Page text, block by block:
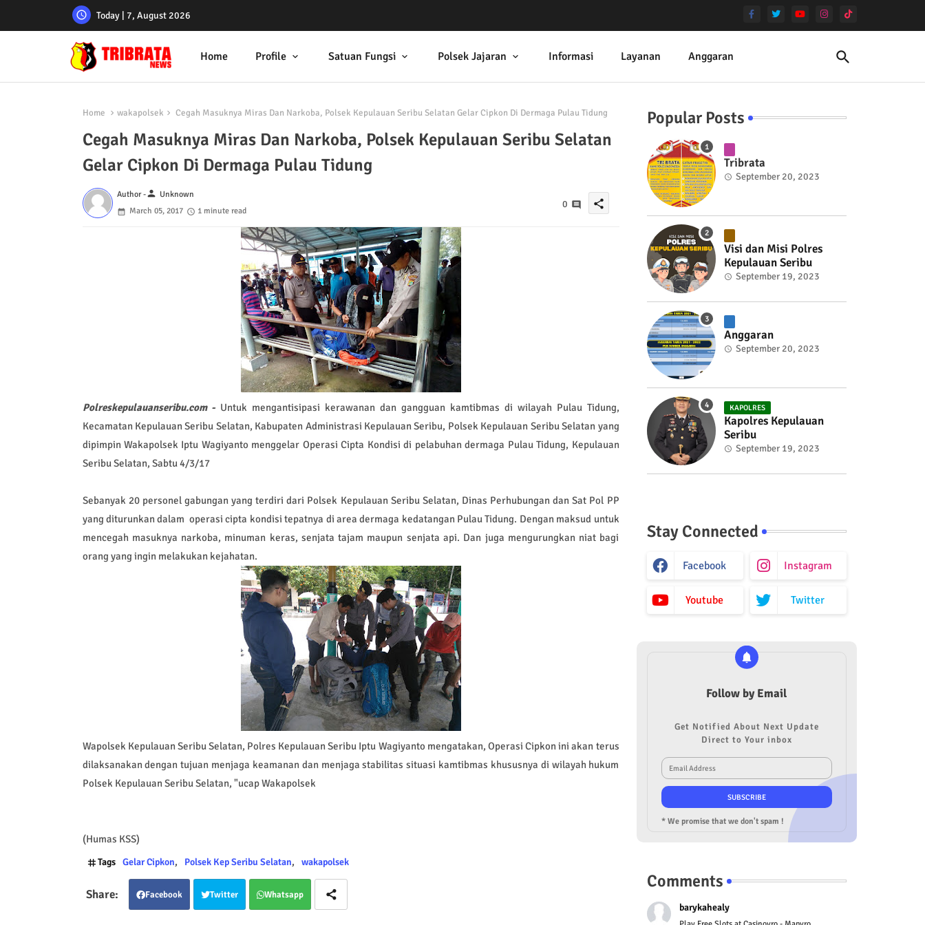
Today | 7, August 2026
Home Profile Satuan Fungsi Polsek Jajaran Informasi Layanan Anggaran
Home wakapolsek Cegah Masuknya Miras Dan Narkoba, Polsek Kepulauan Seribu Selatan Gelar Cipkon Di Dermaga Pulau Tidung
Cegah Masuknya Miras Dan Narkoba, Polsek Kepulauan Seribu Selatan
Gelar Cipkon Di Dermaga Pulau Tidung
Author -person Unknown
March 05, 2017
1 minute read
0 share
Polreskepulauanseribu.com - Untuk mengantisipasi kerawanan dan gangguan kamtibmas di wilayah Pulau Tidung,
Kecamatan Kepulauan Seribu Selatan, Kabupaten Administrasi Kepulauan Seribu, Polsek Kepulauan Seribu Selatan yang
dipimpin Wakapolsek Iptu Wagiyanto menggelar Operasi Cipta Kondisi di pelabuhan dermaga Pulau Tidung, Kepulauan
Seribu Selatan, Sabtu 4/3/17
Sebanyak 20 personel gabungan yang terdiri dari Polsek Kepulauan Seribu Selatan, Dinas Perhubungan dan Sat Pol PP
yang diturunkan dalam operasi cipta kondisi tepatnya di area dermaga kedatangan Pulau Tidung. Dengan maksud untuk
mencegah masuknya narkoba, minuman keras, senjata tajam maupun senjata api. Dan juga mengurungkan niat bagi
orang yang ingin melakukan kejahatan.
Wapolsek Kepulauan Seribu Selatan, Polres Kepulauan Seribu Iptu Wagiyanto mengatakan, Operasi Cipkon ini akan terus
dilaksanakan dengan tujuan menjaga keamanan dan menjaga stabilitas situasi kamtibmas khususnya di wilayah hukum
Polsek Kepulauan Seribu Selatan, "ucap Wakapolsek
(Humas KSS)
Tags Gelar Cipkon Polsek Kep Seribu Selatan wakapolsek
Facebook Twitter Whatsapp
Popular Posts
Tribrata
September 20, 2023
Visi dan Misi Polres
Kepulauan Seribu
September 19, 2023
Anggaran
September 20, 2023
KAPOLRES
Kapolres Kepulauan
Seribu
September 19, 2023
Stay Connected
Facebook Instagram
Youtube Twitter
Follow by Email
Get Notified About Next Update
Direct to Your inbox
* We promise that we don't spam !
Comments
barykahealy